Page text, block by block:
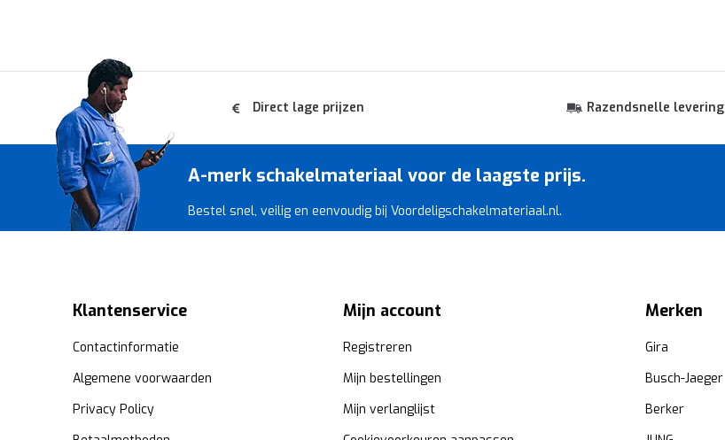
Direct lage prijzen Razendsnelle levering
A-merk schakelmateriaal voor de laagste prijs.
Bestel snel, veilig en eenvoudig bij Voordeligschakelmateriaal.nl.
Klantenservice
Contactinformatie
Algemene voorwaarden
Privacy Policy
Mijn account
Registreren
Mijn bestellingen
Mijn verlanglijst
Merken
Gira
Busch-Jaeger
Berker